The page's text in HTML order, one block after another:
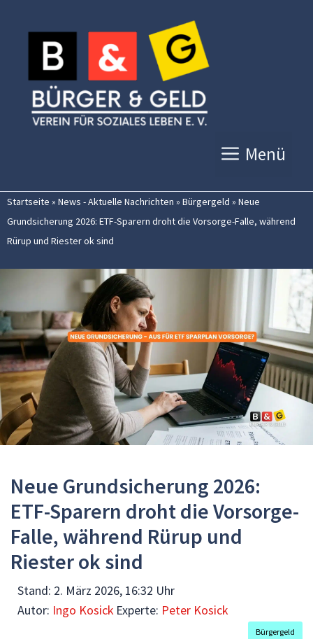
Inhalt
springen
Menü
Startseite » News - Aktuelle Nachrichten » Bürgergeld » Neue
Grundsicherung 2026: ETF-Sparern droht die Vorsorge-Falle, während
Rürup und Riester ok sind
Neue Grundsicherung 2026:
ETF-Sparern droht die Vorsorge-
Falle, während Rürup und
Riester ok sind
Stand: 2. März 2026, 16:32 Uhr
Autor: Ingo Kosick Experte: Peter Kosick
Bürgergeld